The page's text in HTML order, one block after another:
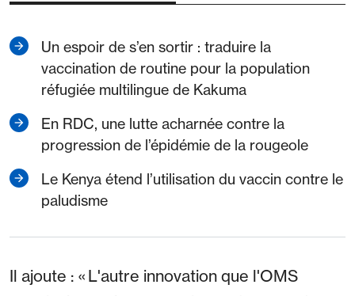
Un espoir de s’en sortir : traduire la
vaccination de routine pour la population
réfugiée multilingue de Kakuma
En RDC, une lutte acharnée contre la
progression de l’épidémie de la rougeole
Le Kenya étend l’utilisation du vaccin contre le
paludisme
Il ajoute : « L'autre innovation que l'OMS